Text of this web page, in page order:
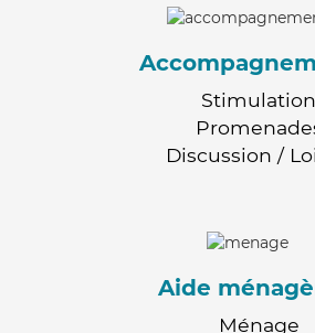
Stimulation
Discussion /
Aide
Ménage